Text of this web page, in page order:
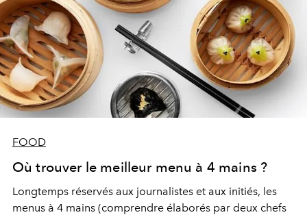
FOOD
Où trouver le meilleur menu à 4 mains ?
Longtemps réservés aux journalistes et aux initiés, les
menus à 4 mains (comprendre élaborés par deux chefs